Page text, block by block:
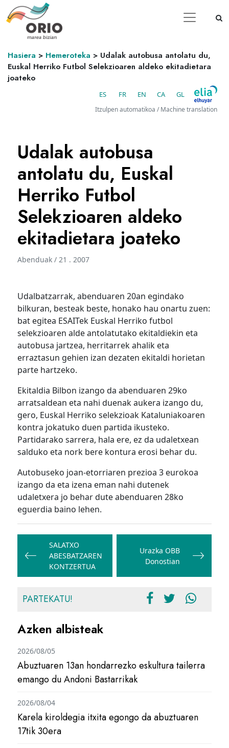
Hasiera > Hemeroteka > Udalak autobusa antolatu du,
Euskal Herriko Futbol Selekzioaren aldeko ekitadietara
joateko
ES FR EN CA GL
Itzulpen automatikoa / Machine translation
Udalak autobusa
antolatu du, Euskal
Herriko Futbol
Selekzioaren aldeko
ekitadietara joateko
Abenduak / 21 . 2007
Udalbatzarrak, abenduaren 20an egindako
bilkuran, besteak beste, honako hau onartu zuen:
bat egitea ESAITek Euskal Herriko futbol
selekzioaren alde antolatutako ekitaldiekin eta
autobusa jartzea, herritarrek ahalik eta
erraztasun gehien izan dezaten ekitaldi horietan
parte hartzeko.
Ekitaldia Bilbon izango da abenduaren 29ko
arratsaldean eta nahi duenak aukera izango du,
gero, Euskal Herriko selekzioak Kataluniakoaren
kontra jokatuko duen partida ikusteko.
Partidarako sarrera, hala ere, ez da udaletxean
salduko eta nork bere kontura erosi behar du.
Autobuseko joan-etorriaren prezioa 3 eurokoa
izango da eta izena eman nahi dutenek
udaletxera jo behar dute abenduaren 28ko
eguerdia baino lehen.
Bidalketetan
zehar
nabigatu
SALATXO
ABESBATZAREN
KONTZERTUA
Urazka OBB
Donostian
PARTEKATU!
Azken albisteak
Abuztuaren 13an hondarrezko eskultura tailerra
emango du Andoni Bastarrikak
2026/08/05
Karela kiroldegia itxita egongo da abuztuaren
17tik 30era
2026/08/04